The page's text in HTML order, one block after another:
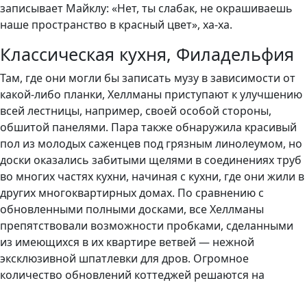
записывает Майклу: «Нет, ты слабак, не окрашиваешь
наше пространство в красный цвет», ха-ха.
Классическая кухня, Филадельфия
Там, где они могли бы записать музу в зависимости от
какой-либо планки, Хеллманы приступают к улучшению
всей лестницы, например, своей особой стороны,
обшитой панелями. Пара также обнаружила красивый
пол из молодых саженцев под грязным линолеумом, но
доски оказались забитыми щелями в соединениях труб
во многих частях кухни, начиная с кухни, где они жили в
других многоквартирных домах. По сравнению с
обновленными полными досками, все Хеллманы
препятствовали возможности пробками, сделанными
из имеющихся в их квартире ветвей — нежной
эксклюзивной шпатлевки для дров. Огромное
количество обновлений коттеджей решаются на